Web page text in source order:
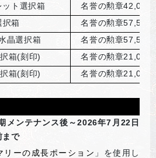
ット選択箱
名誉の勲章42,000
択箱
名誉の勲章57,500
晶選択箱
名誉の勲章57,500
箱(刻印)
名誉の勲章21,000
箱(刻印)
名誉の勲章21,000
メンテナンス後～2026年7月22日
まで
リーの成長ポーション 」を使用し